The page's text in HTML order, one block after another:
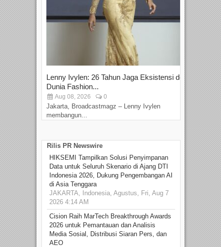
Lenny Ivylen: 26 Tahun Jaga Eksistensi do
Dunia Fashion...
Aug 08, 2026 0
Jakarta, Broadcastmagz – Lenny Ivylen
membangun...
Rilis PR Newswire
HIKSEMI Tampilkan Solusi Penyimpanan
Data untuk Seluruh Skenario di Ajang DTI
Indonesia 2026, Dukung Pengembangan AI
di Asia Tenggara
JAKARTA, Indonesia, Agustus, Fri, Aug 7
2026 4:14 AM
Cision Raih MarTech Breakthrough Awards
2026 untuk Pemantauan dan Analisis
Media Sosial, Distribusi Siaran Pers, dan
AEO